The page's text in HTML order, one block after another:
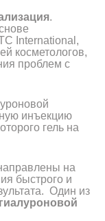
.
International,
косметологов,
проблем с
инъекцию
гель на
на
быстрого и
Один из